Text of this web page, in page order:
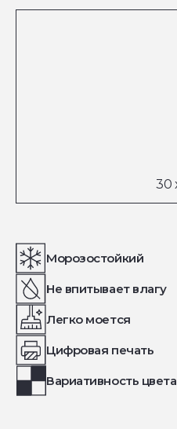
Морозостойкий
Не впитывает влагу
Легко моется
Цифровая печать
Вариативность цвета